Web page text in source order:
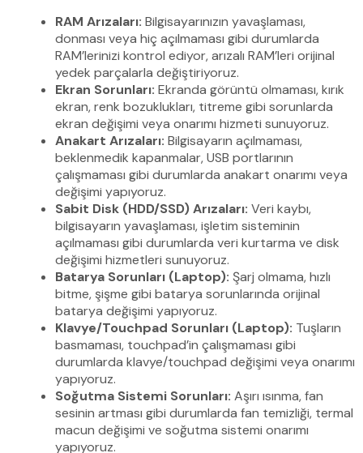
RAM Arızaları: Bilgisayarınızın yavaşlaması,
donması veya hiç açılmaması gibi durumlarda
RAM’lerinizi kontrol ediyor, arızalı RAM’leri orijinal
yedek parçalarla değiştiriyoruz.
Ekran Sorunları: Ekranda görüntü olmaması, kırık
ekran, renk bozuklukları, titreme gibi sorunlarda
ekran değişimi veya onarımı hizmeti sunuyoruz.
Anakart Arızaları: Bilgisayarın açılmaması,
beklenmedik kapanmalar, USB portlarının
çalışmaması gibi durumlarda anakart onarımı veya
değişimi yapıyoruz.
Sabit Disk (HDD/SSD) Arızaları: Veri kaybı,
bilgisayarın yavaşlaması, işletim sisteminin
açılmaması gibi durumlarda veri kurtarma ve disk
değişimi hizmetleri sunuyoruz.
Batarya Sorunları (Laptop): Şarj olmama, hızlı
bitme, şişme gibi batarya sorunlarında orijinal
batarya değişimi yapıyoruz.
Klavye/Touchpad Sorunları (Laptop): Tuşların
basmaması, touchpad’in çalışmaması gibi
durumlarda klavye/touchpad değişimi veya onarımı
yapıyoruz.
Soğutma Sistemi Sorunları: Aşırı ısınma, fan
sesinin artması gibi durumlarda fan temizliği, termal
macun değişimi ve soğutma sistemi onarımı
yapıyoruz.